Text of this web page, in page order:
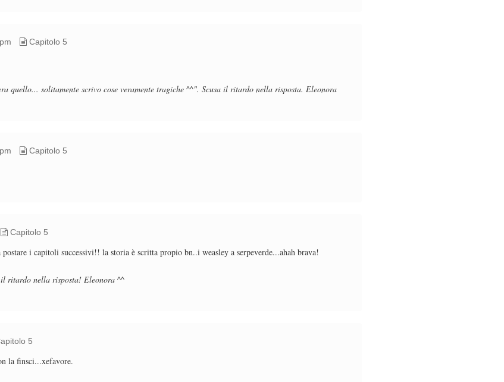
Capitolo 5
quello... solitamente scrivo cose veramente tragiche ^^". Scusa il ritardo nella risposta. Eleonora
Capitolo 5
Capitolo 5
i capitoli successivi!! la storia è scritta propio bn..i weasley a serpeverde...ahah brava!
ritardo nella risposta! Eleonora ^^
5
la finsci...xefavore.